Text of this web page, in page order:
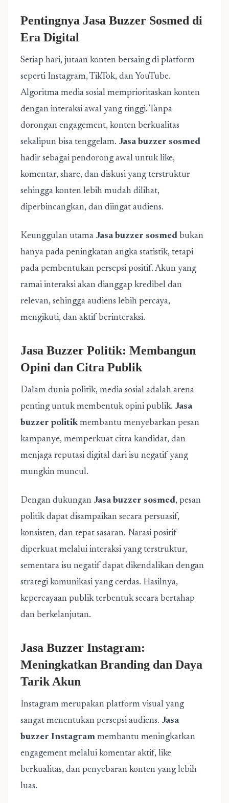
Pentingnya Jasa Buzzer Sosmed di
Era Digital
Setiap hari, jutaan konten bersaing di platform
seperti Instagram, TikTok, dan YouTube.
Algoritma media sosial memprioritaskan konten
dengan interaksi awal yang tinggi. Tanpa
dorongan engagement, konten berkualitas
sekalipun bisa tenggelam. Jasa buzzer sosmed
hadir sebagai pendorong awal untuk like,
komentar, share, dan diskusi yang terstruktur
sehingga konten lebih mudah dilihat,
diperbincangkan, dan diingat audiens.
Keunggulan utama Jasa buzzer sosmed bukan
hanya pada peningkatan angka statistik, tetapi
pada pembentukan persepsi positif. Akun yang
ramai interaksi akan dianggap kredibel dan
relevan, sehingga audiens lebih percaya,
mengikuti, dan aktif berinteraksi.
Jasa Buzzer Politik: Membangun
Opini dan Citra Publik
Dalam dunia politik, media sosial adalah arena
penting untuk membentuk opini publik. Jasa
buzzer politik membantu menyebarkan pesan
kampanye, memperkuat citra kandidat, dan
menjaga reputasi digital dari isu negatif yang
mungkin muncul.
Dengan dukungan Jasa buzzer sosmed, pesan
politik dapat disampaikan secara persuasif,
konsisten, dan tepat sasaran. Narasi positif
diperkuat melalui interaksi yang terstruktur,
sementara isu negatif dapat dikendalikan dengan
strategi komunikasi yang cerdas. Hasilnya,
kepercayaan publik terbentuk secara bertahap
dan berkelanjutan.
Jasa Buzzer Instagram:
Meningkatkan Branding dan Daya
Tarik Akun
Instagram merupakan platform visual yang
sangat menentukan persepsi audiens. Jasa
buzzer Instagram membantu meningkatkan
engagement melalui komentar aktif, like
berkualitas, dan penyebaran konten yang lebih
luas.